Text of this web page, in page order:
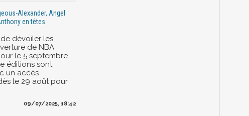
Alexander, Angel
en têtes
de dévoiler les
de NBA
le 5 septembre
éditions sont
un accès
le 29 août pour
09/07/2025, 18:42